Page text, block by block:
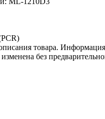
товара.
без